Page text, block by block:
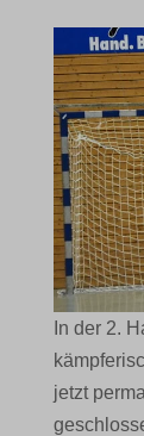
In der 2.
jetzt